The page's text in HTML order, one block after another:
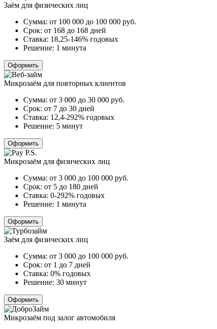
Заём для физических лиц
Сумма: от 100 000 до 100 000 руб.
Срок: от 168 до 168 дней
Ставка: 18,25-146% годовых
Решение: 1 минута
Оформить
Микрозаём для повторных клиентов
Сумма: от 3 000 до 30 000 руб.
Срок: от 7 до 30 дней
Ставка: 12,4-292% годовых
Решение: 5 минут
Оформить
Микрозаём для физических лиц
Сумма: от 3 000 до 100 000 руб.
Срок: от 5 до 180 дней
Ставка: 0-292% годовых
Решение: 1 минута
Оформить
Заём для физических лиц
Сумма: от 3 000 до 100 000 руб.
Срок: от 1 до 7 дней
Ставка: 0% годовых
Решение: 30 минут
Оформить
Микрозаём под залог автомобиля